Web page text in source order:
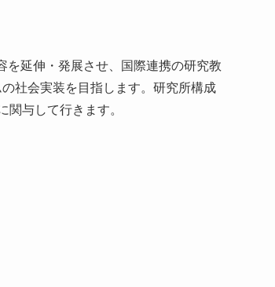
を延伸・発展させ、国際連携の研究教
社会実装を目指します。研究所構成
関与して行きます。